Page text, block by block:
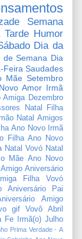
Semana
Tarde Humor
Dia da
de Semana Dia
Feira Saudades
Mãe Setembro
Amor Irmã
Amiga Dezembro
Natal Filha
Natal Amigos
Ano Novo Irmã
Filha Ano Novo
Natal Vovó Natal
Mãe Ano Novo
Aniversário
Filha
Vovó
Aniversário Pai
Amigo
gif Vovô
Abril
Fe Irmã(o) Julho
Prima Verdade - A